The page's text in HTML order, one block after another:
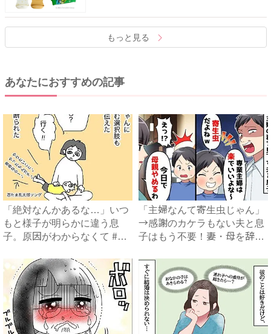
もっと見る
あなたにおすすめの記事
「絶対なんかあるな…」いつ
もと様子が明らかに違う息
子。原因がわからなくて #
「主婦なんて寄生虫じゃん」
→感謝のカケラもない夫と息
子はもう不要！妻・母を辞め